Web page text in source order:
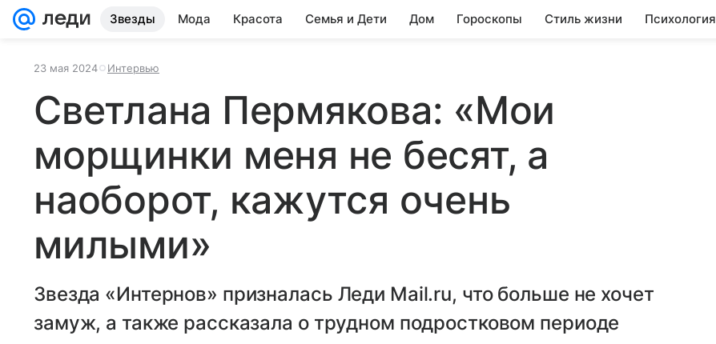
Звезды Мода Красота Семья и Дети Дом Гороскопы Стиль жизни Психология
23 мая 2024 Интервью
Светлана Пермякова: «Мои
морщинки меня не бесят, а
наоборот, кажутся очень
милыми»
Звезда «Интернов» призналась Леди Mail.ru, что больше не хочет
замуж, а также рассказала о трудном подростковом периоде